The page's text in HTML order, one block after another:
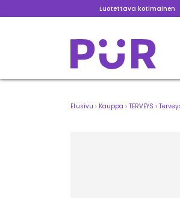
Luotettava kotimainen
Etusivu › Kauppa › TERVEYS ›